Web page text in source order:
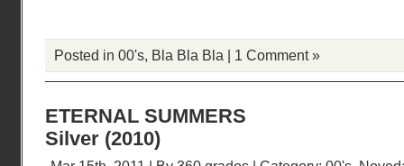
Posted in 00's, Bla Bla Bla | 1 Comment »
ETERNAL SUMMERS
Silver (2010)